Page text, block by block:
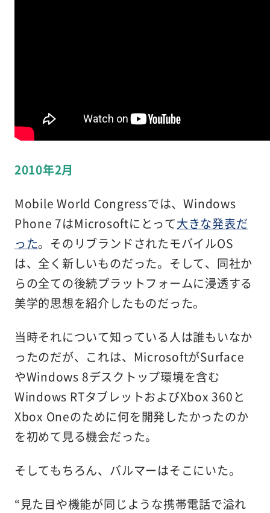
2010年2月
Mobile World Congressでは、Windows
Phone 7はMicrosoftにとって大きな発表だ
った。そのリブランドされたモバイルOS
は、全く新しいものだった。そして、同社か
らの全ての後続プラットフォームに浸透する
美学的思想を紹介したものだった。
当時それについて知っている人は誰もいなか
ったのだが、これは、MicrosoftがSurface
やWindows 8デスクトップ環境を含む
Windows RTタブレットおよびXbox 360と
Xbox Oneのために何を開発したかったのか
を初めて見る機会だった。
そしてもちろん、バルマーはそこにいた。
“見た目や機能が同じような携帯電話で溢れ